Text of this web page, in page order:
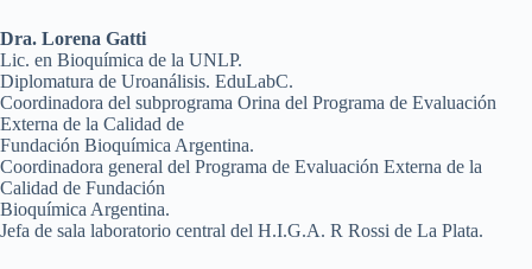
Dra. Lorena Gatti
Lic. en Bioquímica de la UNLP.
Diplomatura de Uroanálisis. EduLabC.
Coordinadora del subprograma Orina del Programa de Evaluación
Externa de la Calidad de
Fundación Bioquímica Argentina.
Coordinadora general del Programa de Evaluación Externa de la
Calidad de Fundación
Bioquímica Argentina.
Jefa de sala laboratorio central del H.I.G.A. R Rossi de La Plata.